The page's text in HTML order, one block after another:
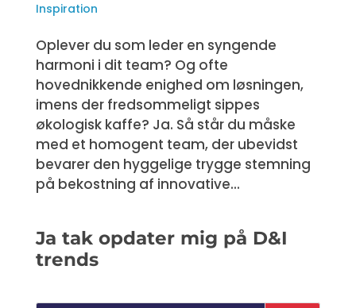
Inspiration
Oplever du som leder en syngende
harmoni i dit team? Og ofte
hovednikkende enighed om løsningen,
imens der fredsommeligt sippes
økologisk kaffe? Ja. Så står du måske
med et homogent team, der ubevidst
bevarer den hyggelige trygge stemning
på bekostning af innovative...
Ja tak opdater mig på D&I
trends